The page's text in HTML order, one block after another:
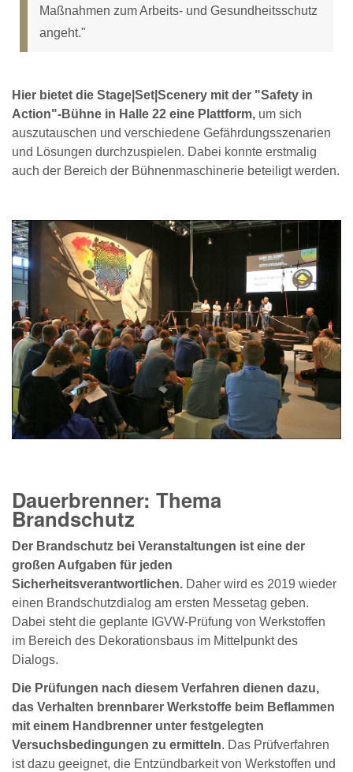
Maßnahmen zum Arbeits- und Gesundheitsschutz
angeht."
Hier bietet die Stage|Set|Scenery mit der "Safety in
Action"-Bühne in Halle 22 eine Plattform, um sich
auszutauschen und verschiedene Gefährdungsszenarien
und Lösungen durchzuspielen. Dabei konnte erstmalig
auch der Bereich der Bühnenmaschinerie beteiligt werden.
Dauerbrenner: Thema
Brandschutz
Der Brandschutz bei Veranstaltungen ist eine der
großen Aufgaben für jeden
Sicherheitsverantwortlichen. Daher wird es 2019 wieder
einen Brandschutzdialog am ersten Messetag geben.
Dabei steht die geplante IGVW-Prüfung von Werkstoffen
im Bereich des Dekorationsbaus im Mittelpunkt des
Dialogs.
Die Prüfungen nach diesem Verfahren dienen dazu,
das Verhalten brennbarer Werkstoffe beim Beflammen
mit einem Handbrenner unter festgelegten
Versuchsbedingungen zu ermitteln. Das Prüfverfahren
ist dazu geeignet, die Entzündbarkeit von Werkstoffen und